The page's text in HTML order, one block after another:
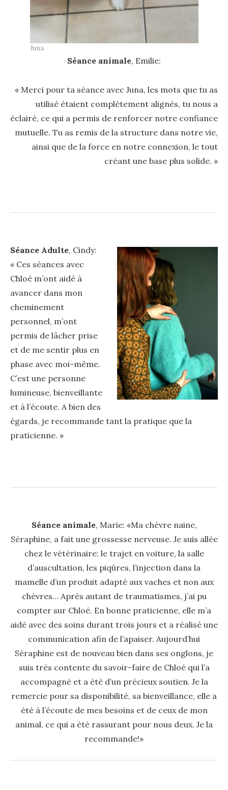
Juna
Séance animale, Emilie:
« Merci pour ta séance avec Juna, les mots que tu as
utilisé étaient complètement alignés, tu nous a
éclairé, ce qui a permis de renforcer notre confiance
mutuelle. Tu as remis de la structure dans notre vie,
ainsi que de la force en notre connexion, le tout
créant une base plus solide. »
Séance Adulte, Cindy:
« Ces séances avec
Chloé m’ont aidé à
avancer dans mon
cheminement
personnel, m’ont
permis de lâcher prise
et de me sentir plus en
phase avec moi-même.
C’est une personne
lumineuse, bienveillante
et à l’écoute. A bien des
égards, je recommande tant la pratique que la
praticienne. »
Séance animale, Marie: «Ma chèvre naine,
Séraphine, a fait une grossesse nerveuse. Je suis allée
chez le vétérinaire: le trajet en voiture, la salle
d’auscultation, les piqûres, l’injection dans la
mamelle d’un produit adapté aux vaches et non aux
chèvres… Après autant de traumatismes, j’ai pu
compter sur Chloé. En bonne praticienne, elle m’a
aidé avec des soins durant trois jours et a réalisé une
communication afin de l’apaiser. Aujourd’hui
Séraphine est de nouveau bien dans ses onglons, je
suis très contente du savoir-faire de Chloé qui l’a
accompagné et a été d’un précieux soutien. Je la
remercie pour sa disponibilité, sa bienveillance, elle a
été à l’écoute de mes besoins et de ceux de mon
animal, ce qui a été rassurant pour nous deux. Je la
recommande!»